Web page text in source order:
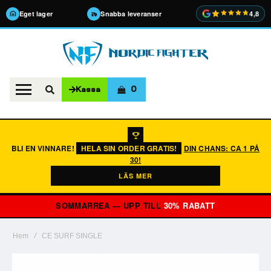
Eget lager Snabba leveranser 4,8
Kassa 0
BLI EN VINNARE! HELA SIN ORDER GRATIS!
DIN CHANS: CA 1 PÅ
30!
LÄS MER
SOMMARREA — UPP TILL 30% RABATT
Hem CE SURF SINGLE